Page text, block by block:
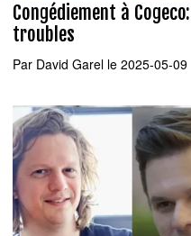
Congédiement à
troubles
Par David Garel le 2025-05-09